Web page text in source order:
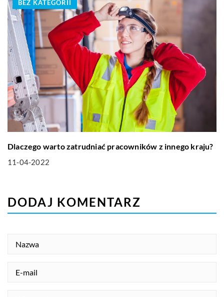
BEZ KATEGORII
Dlaczego warto zatrudniać pracowników z innego kraju?
11-04-2022
DODAJ KOMENTARZ